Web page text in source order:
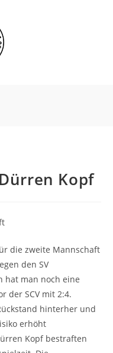
Kopf
die zweite Mannschaft
den SV
hat man noch eine
der SCV mit 2:4.
hinterher und
erhöht
Kopf bestraften